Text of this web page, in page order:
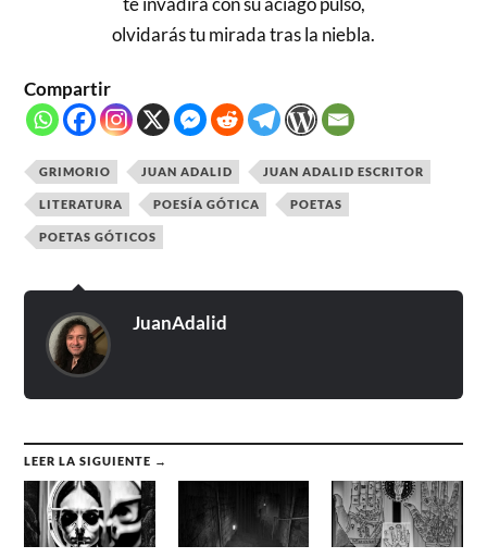
olvidarás tu mirada tras la niebla.
Compartir
GRIMORIO JUAN ADALID JUAN ADALID ESCRITOR
LITERATURA POESÍA GÓTICA POETAS
POETAS GÓTICOS
JuanAdalid
LEER LA SIGUIENTE →